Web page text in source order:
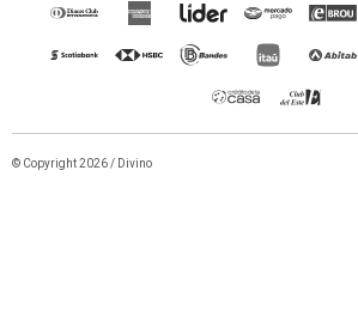
© Copyright 2026 / Divino